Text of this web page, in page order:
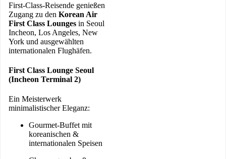
First-Class-Reisende genießen
Zugang zu den Korean Air
First Class Lounges in Seoul
Incheon, Los Angeles, New
York und ausgewählten
internationalen Flughäfen.
First Class Lounge Seoul
(Incheon Terminal 2)
Ein Meisterwerk
minimalistischer Eleganz:
Gourmet-Buffet mit
koreanischen &
internationalen Speisen